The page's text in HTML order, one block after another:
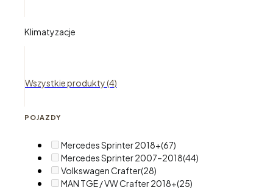
Klimatyzacje
Wszystkie produkty (4)
POJAZDY
Mercedes Sprinter 2018+(67)
Mercedes Sprinter 2007–2018(44)
Volkswagen Crafter(28)
MAN TGE / VW Crafter 2018+(25)